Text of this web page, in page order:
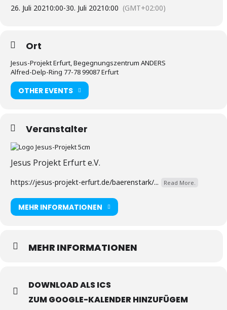
26. Juli 20210:00-30. Juli 20210:00 (GMT+02:00)
Ort
Jesus-Projekt Erfurt, Begegnungszentrum ANDERS
Alfred-Delp-Ring 77-78 99087 Erfurt
OTHER EVENTS
Veranstalter
Jesus Projekt Erfurt e.V.
https://jesus-projekt-erfurt.de/baerenstark/... Read More.
MEHR INFORMATIONEN
MEHR INFORMATIONEN
DOWNLOAD ALS ICS
ZUM GOOGLE-KALENDER HINZUFÜGEM